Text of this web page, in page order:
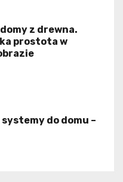
z drewna.
prostota w
do domu –